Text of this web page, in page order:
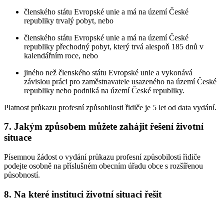
členského státu Evropské unie a má na území České
republiky trvalý pobyt, nebo
členského státu Evropské unie a má na území České
republiky přechodný pobyt, který trvá alespoň 185 dnů v
kalendářním roce, nebo
jiného než členského státu Evropské unie a vykonává
závislou práci pro zaměstnavatele usazeného na území České
republiky nebo podniká na území České republiky.
Platnost průkazu profesní způsobilosti řidiče je 5 let od data vydání.
7. Jakým způsobem můžete zahájit řešení životní
situace
Písemnou žádost o vydání průkazu profesní způsobilosti řidiče
podejte osobně na příslušném obecním úřadu obce s rozšířenou
působností.
8. Na které instituci životní situaci řešit